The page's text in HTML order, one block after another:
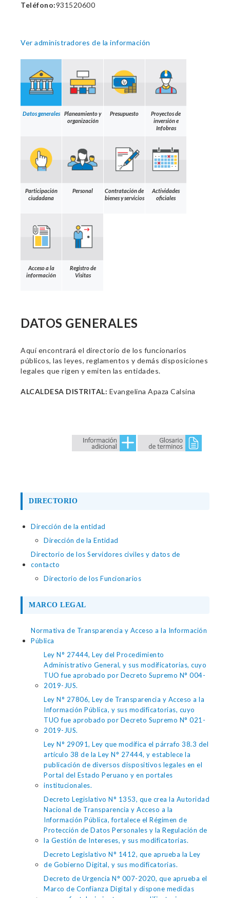
Teléfono:931520600
Ver administradores de la información
Datos generales
Planeamiento y
organización
Presupuesto
Proyectos de
inversión e
Infobras
Participación
ciudadana
Personal
Contratación de
bienes y servicios
Actividades
oficiales
Acceso a la
información
Registro de
Visitas
DATOS GENERALES
Aquí encontrará el directorio de los funcionarios
públicos, las leyes, reglamentos y demás disposiciones
legales que rigen y emiten las entidades.
ALCALDESA DISTRITAL: Evangelina Apaza Calsina
DIRECTORIO
Dirección de la entidad
Dirección de la Entidad
Directorio de los Servidores civiles y datos de
contacto
Directorio de los Funcionarios
MARCO LEGAL
Normativa de Transparencia y Acceso a la Información
Pública
Ley N° 27444, Ley del Procedimiento
Administrativo General, y sus modificatorias, cuyo
TUO fue aprobado por Decreto Supremo N° 004-
2019-JUS.
Ley N° 27806, Ley de Transparencia y Acceso a la
Información Pública, y sus modificatorias, cuyo
TUO fue aprobado por Decreto Supremo N° 021-
2019-JUS.
Ley N° 29091, Ley que modifica el párrafo 38.3 del
artículo 38 de la Ley N° 27444, y establece la
publicación de diversos dispositivos legales en el
Portal del Estado Peruano y en portales
institucionales.
Decreto Legislativo N° 1353, que crea la Autoridad
Nacional de Transparencia y Acceso a la
Información Pública, fortalece el Régimen de
Protección de Datos Personales y la Regulación de
la Gestión de Intereses, y sus modificatorias.
Decreto Legislativo N° 1412, que aprueba la Ley
de Gobierno Digital, y sus modificatorias.
Decreto de Urgencia N° 007-2020, que aprueba el
Marco de Confianza Digital y dispone medidas